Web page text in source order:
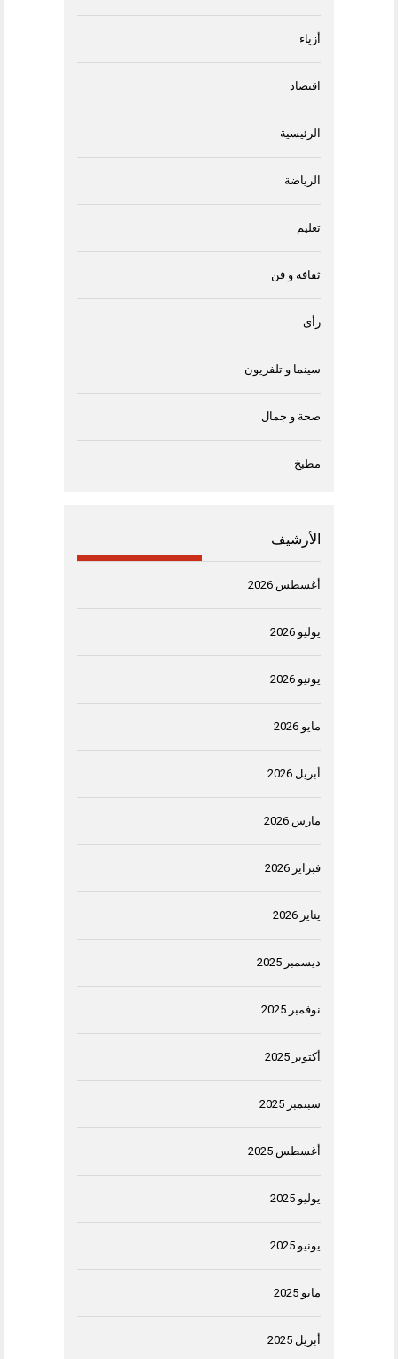
أزياء
اقتصاد
الرئيسية
الرياضة
تعليم
ثقافة و فن
رأى
سينما و تلفزيون
صحة و جمال
مطبخ
الأرشيف
أغسطس 2026
يوليو 2026
يونيو 2026
مايو 2026
أبريل 2026
مارس 2026
فبراير 2026
يناير 2026
ديسمبر 2025
نوفمبر 2025
أكتوبر 2025
سبتمبر 2025
أغسطس 2025
يوليو 2025
يونيو 2025
مايو 2025
أبريل 2025